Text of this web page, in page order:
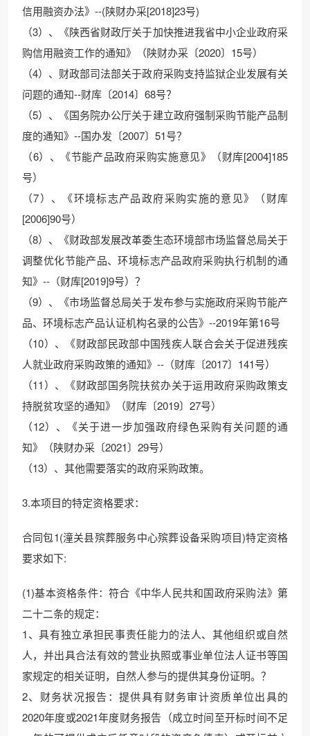
信用融资办法》--(陕财办采[2018]23号)
（3）、《陕西省财政厅关于加快推进我省中小企业政府采
购信用融资工作的通知》（陕财办采〔2020〕15号）
（4）、财政部司法部关于政府采购支持监狱企业发展有关
问题的通知--财库〔2014〕68号？
（5）、《国务院办公厅关于建立政府强制采购节能产品制
度的通知》--国办发〔2007〕51号？
（6）、《节能产品政府采购实施意见》（财库[2004]185
号）
（7）、《环境标志产品政府采购实施的意见》（财库
[2006]90号）
（8）、《财政部发展改革委生态环境部市场监督总局关于
调整优化节能产品、环境标志产品政府采购执行机制的通
知》--（财库[2019]9号）？
（9）、《市场监督总局关于发布参与实施政府采购节能产
品、环境标志产品认证机构名录的公告》--2019年第16号
（10）、《财政部民政部中国残疾人联合会关于促进残疾
人就业政府采购政策的通知》--（财库〔2017〕141号）
（11）、《财政部国务院扶贫办关于运用政府采购政策支
持脱贫攻坚的通知》（财库〔2019〕27号）
（12）、《关于进一步加强政府绿色采购有关问题的通
知》（陕财办采〔2021〕29号）
（13）、其他需要落实的政府采购政策。
3.本项目的特定资格要求：
合同包1(潼关县殡葬服务中心殡葬设备采购项目)特定资格
要求如下:
(1)基本资格条件：符合《中华人民共和国政府采购法》第
二十二条的规定：
1、具有独立承担民事责任能力的法人、其他组织或自然
人，并出具合法有效的营业执照或事业单位法人证书等国
家规定的相关证明，自然人参与的提供其身份证明。？
2、财务状况报告：提供具有财务审计资质单位出具的
2020年度或2021年度财务报告（成立时间至开标时间不足